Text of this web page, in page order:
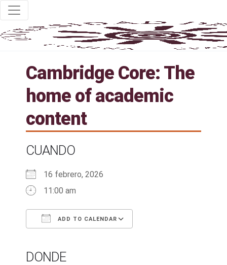
Cambridge Core: The
home of academic
content
CUANDO
16 febrero, 2026
11:00 am
ADD TO CALENDAR
DONDE